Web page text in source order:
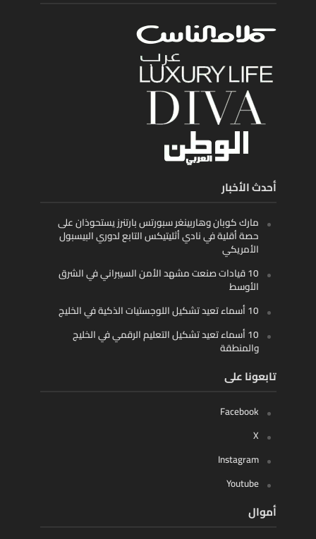
أحدث الأخبار
مارك كوبان وهاربينغر سبورتس بارتنرز يستحوذان على
حصة أقلية في نادي أثليتيكس التابع لدوري البيسبول
الأمريكي
10 قيادات صنعت مشهد الأمن السيبراني في الشرق
الأوسط
10 أسماء تعيد تشكيل اللوجستيات الذكية في الخليج
10 أسماء تعيد تشكيل التعليم الرقمي في الخليج
والمنطقة
تابعونا على
Facebook
X
Instagram
Youtube
أموال